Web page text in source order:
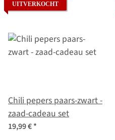
UITVERKOCHT
Chili pepers paars-zwart -
zaad-cadeau set
19,99 €*